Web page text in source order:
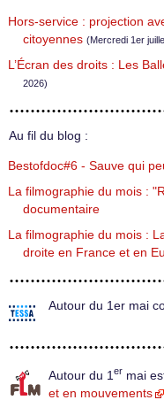
Hors-service : projection
citoyennes (Mercredi 1er
L’Écran des droits : Les
2026)
Au fil du blog :
Bestofdoc#6 - Sauve qui
La filmographie du mois :
documentaire
La filmographie du mois :
droite en France et en
Autour du 1er mai
Autour du 1 er mai
et en mouvements